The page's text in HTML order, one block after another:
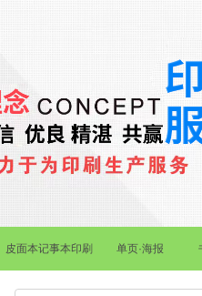
皮面本记事本印刷 单页·海报